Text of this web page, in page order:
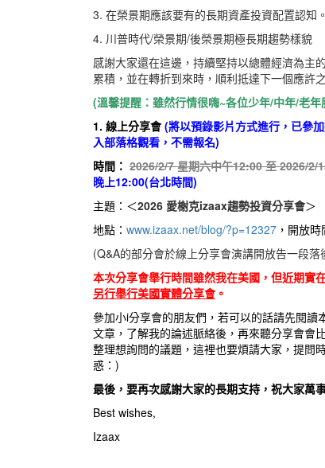
3. 在榮景期應該要有的長期資產投資配置認知。
4. 川普時代/榮景期/後榮景期極長期趨勢樣貌
感謝大家還在這邊，持續堅持以總體經濟為主
累積，並在轉折到來時，順利抵達下一個應許
(溫馨提醒：雖然行情很嗨~各位少年/中年/老
1. 線上分享會(將以預錄影片方式進行，已參
入部落格觀看，不需報名)
時間： 2026/2/7 星期六中午12:00 至 2026/2/
晚上12:00(台北時間)
主題：＜2026 愛榭克izaax趨勢投資分享會＞
地點： www.izaax.net/blog/?p=12327 ，開放
(Q&A的部分會於線上分享會演講開放告一段
本次分享會舉行時間雖然我在美國，但近期實
另行舉行美國實體分享會。
參加小i分享會的朋友們，若可以的話請先閱
文章，了解我的論述脈絡後，再來聽分享會會
整理想詢問的議題，這裡也要煩請大家，提問
惑：)
最後，要再次感謝大家的長期支持，祝大家萬
Best wishes,
Izaax